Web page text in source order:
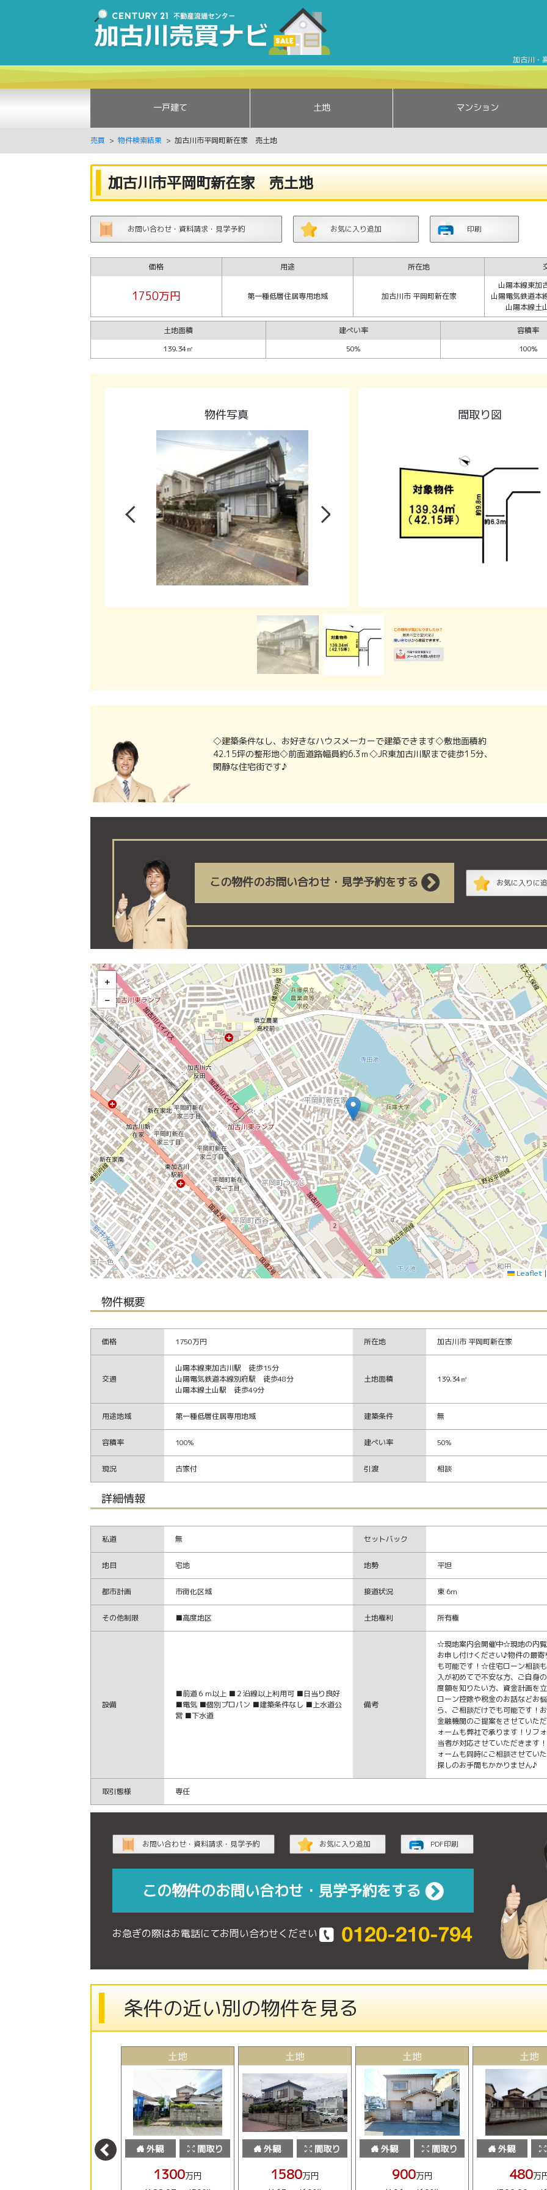
加古川・
一戸建て 土地 マンション
売買 物件検索結果 加古川市平岡町新在家 売土地
加古川市平岡町新在家 売土地
お問い合わせ・資料請求・見学予約 お気に入り追加 印刷
価格 用途 所在地
1750万円 第一種低層住居専用地域 加古川市 平岡町新在家
山陽本線東
山陽電気鉄道
山陽本線
土地面積 建ぺい率
容積率
139.34㎡
50% 100%
物件写真 間取り図
◇建築条件なし、お好きなハウスメーカーで建築できます◇敷地面積約
42.15坪の整形地◇前面道路幅員約6.3ｍ◇JR東加古川駅まで徒歩15分、
閑静な住宅街です♪
この物件のお問い合わせ・見学予約をする お気に入りに
加古川市平岡町新在家 売土地 の地図
+
−
Leaflet |
物件概要
価格 1750万円 所在地 加古川市 平岡町新在家
交通
山陽本線東加古川駅 徒歩15分
山陽電気鉄道本線別府駅 徒歩48分
山陽本線土山駅 徒歩49分
土地面積 139.34㎡
用途地域 第一種低層住居専用地域 建築条件 無
容積率 100% 建ぺい率 50%
現況 古家付 引渡 相談
詳細情報
私道 無 セットバック
地目 宅地 地勢 平坦
都市計画 市街化区域 接道状況 東 6m
その他制限 ■高度地区 土地権利 所有権
設備
■前道６ｍ以上 ■２沿線以上利用可 ■日当り良好
■電気 ■個別プロパン ■建築条件なし ■上水道公
営 ■下水道
備考
☆現地案内会開催中☆現地の内
お申し付けください♪物件の最
も可能です！☆住宅ローン相談
入が初めてで不安な方、ご自身
度額を知りたい方、資金計画を
ローン控除や税金のお話などお
ら、ご相談だけでも可能です！
金融機関のご提案をさせていた
ォームも弊社で承ります！リフ
当者が対応させていただきます
ォームも同時にご相談させてい
探しのお手間もかかりません♪
取引態様 専任
お問い合わせ・資料請求・見学予約 お気に入り追加 PDF印刷
この物件のお問い合わせ・見学予約をする
お急ぎの際はお電話にてお問い合わせください
条件の近い別の物件を見る
間取り
土地
外観 間取り
1300万円
土地
外観 間取り
1580万円
土地
外観 間取り
900万円
土地
外観
480万